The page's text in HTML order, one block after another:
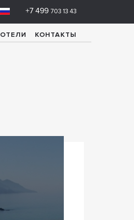
+7 499 703 13 43
ОТЕЛИ КОНТАКТЫ